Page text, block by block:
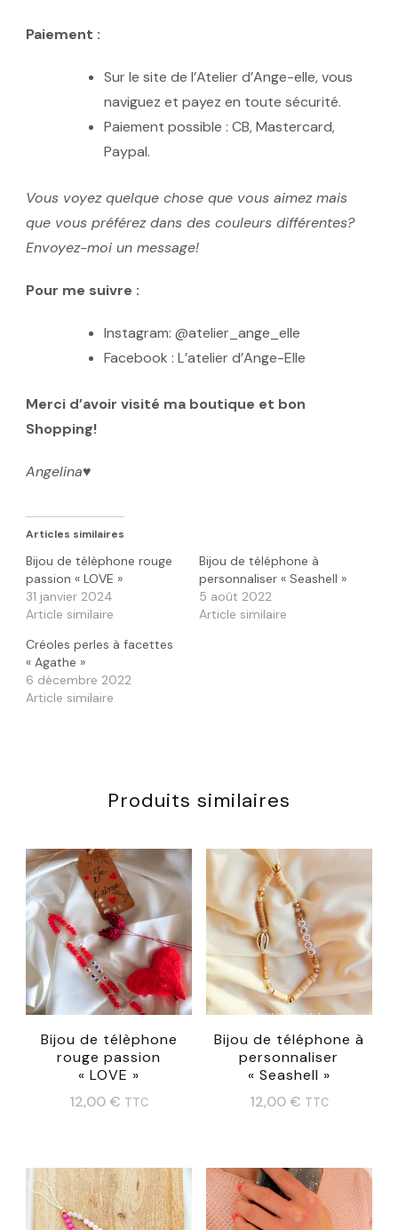
Paiement :
Sur le site de l’Atelier d’Ange-elle, vous
naviguez et payez en toute sécurité.
Paiement possible : CB, Mastercard,
Paypal.
Vous voyez quelque chose que vous aimez mais
que vous préférez dans des couleurs différentes?
Envoyez-moi un message!
Pour me suivre :
Instagram: @atelier_ange_elle
Facebook : L’atelier d’Ange-Elle
Merci d’avoir visité ma boutique et bon
Shopping!
Angelina♥️
Articles similaires
Bijou de télèphone rouge
passion « LOVE »
31 janvier 2024
Article similaire
Bijou de téléphone à
personnaliser « Seashell »
5 août 2022
Article similaire
Créoles perles à facettes
« Agathe »
6 décembre 2022
Article similaire
Produits similaires
Bijou de télèphone
rouge passion
« LOVE »
12,00 € TTC
Bijou de téléphone à
personnaliser
« Seashell »
12,00 € TTC